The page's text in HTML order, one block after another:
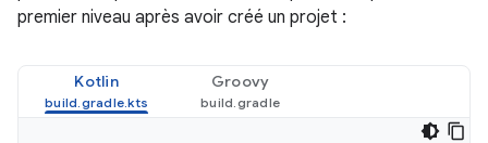
premier niveau après avoir créé un projet :
Kotlin Groovy